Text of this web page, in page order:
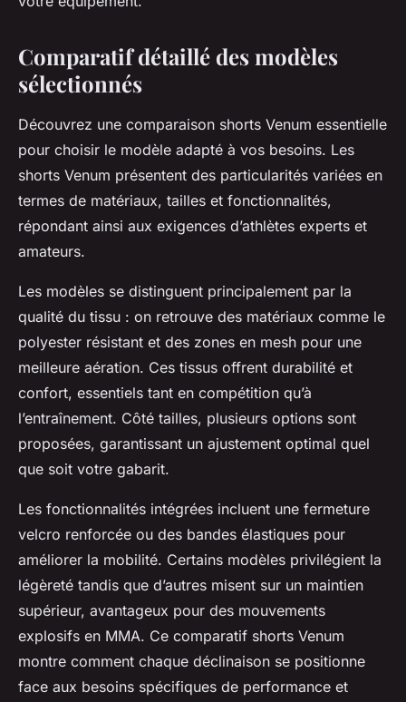
Comparatif détaillé des modèles
sélectionnés
Découvrez une comparaison shorts Venum essentielle
pour choisir le modèle adapté à vos besoins. Les
shorts Venum présentent des particularités variées en
termes de matériaux, tailles et fonctionnalités,
répondant ainsi aux exigences d’athlètes experts et
amateurs.
Les modèles se distinguent principalement par la
qualité du tissu : on retrouve des matériaux comme le
polyester résistant et des zones en mesh pour une
meilleure aération. Ces tissus offrent durabilité et
confort, essentiels tant en compétition qu’à
l’entraînement. Côté tailles, plusieurs options sont
proposées, garantissant un ajustement optimal quel
que soit votre gabarit.
Les fonctionnalités intégrées incluent une fermeture
velcro renforcée ou des bandes élastiques pour
améliorer la mobilité. Certains modèles privilégient la
légèreté tandis que d’autres misent sur un maintien
supérieur, avantageux pour des mouvements
explosifs en MMA. Ce comparatif shorts Venum
montre comment chaque déclinaison se positionne
face aux besoins spécifiques de performance et